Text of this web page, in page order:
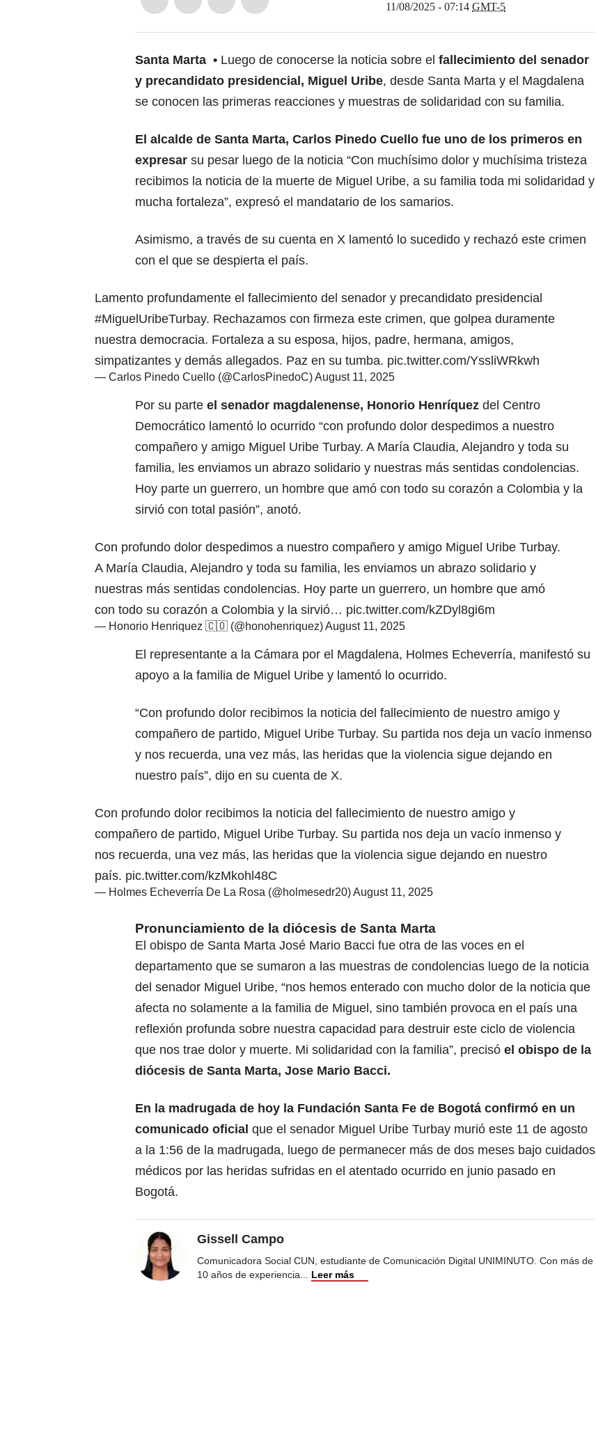
11/08/2025 - 07:14 GMT-5
Santa Marta Luego de conocerse la noticia sobre el fallecimiento del senador
y precandidato presidencial, Miguel Uribe, desde Santa Marta y el Magdalena
se conocen las primeras reacciones y muestras de solidaridad con su familia.
El alcalde de Santa Marta, Carlos Pinedo Cuello fue uno de los primeros en
expresar su pesar luego de la noticia “Con muchísimo dolor y muchísima tristeza
recibimos la noticia de la muerte de Miguel Uribe, a su familia toda mi solidaridad y
mucha fortaleza”, expresó el mandatario de los samarios.
Asimismo, a través de su cuenta en X lamentó lo sucedido y rechazó este crimen
con el que se despierta el país.
Lamento profundamente el fallecimiento del senador y precandidato presidencial
#MiguelUribeTurbay. Rechazamos con firmeza este crimen, que golpea duramente
nuestra democracia. Fortaleza a su esposa, hijos, padre, hermana, amigos,
simpatizantes y demás allegados. Paz en su tumba. pic.twitter.com/YssliWRkwh
— Carlos Pinedo Cuello (@CarlosPinedoC)August 11, 2025
Por su parte el senador magdalenense, Honorio Henríquez del Centro
Democrático lamentó lo ocurrido “con profundo dolor despedimos a nuestro
compañero y amigo Miguel Uribe Turbay. A María Claudia, Alejandro y toda su
familia, les enviamos un abrazo solidario y nuestras más sentidas condolencias.
Hoy parte un guerrero, un hombre que amó con todo su corazón a Colombia y la
sirvió con total pasión”, anotó.
Con profundo dolor despedimos a nuestro compañero y amigo Miguel Uribe Turbay.
A María Claudia, Alejandro y toda su familia, les enviamos un abrazo solidario y
nuestras más sentidas condolencias. Hoy parte un guerrero, un hombre que amó
con todo su corazón a Colombia y la sirvió… pic.twitter.com/kZDyl8gi6m
— Honorio Henriquez 🇨🇴 (@honohenriquez)August 11, 2025
El representante a la Cámara por el Magdalena, Holmes Echeverría, manifestó su
apoyo a la familia de Miguel Uribe y lamentó lo ocurrido.
“Con profundo dolor recibimos la noticia del fallecimiento de nuestro amigo y
compañero de partido, Miguel Uribe Turbay. Su partida nos deja un vacío inmenso
y nos recuerda, una vez más, las heridas que la violencia sigue dejando en
nuestro país”, dijo en su cuenta de X.
Con profundo dolor recibimos la noticia del fallecimiento de nuestro amigo y
compañero de partido, Miguel Uribe Turbay. Su partida nos deja un vacío inmenso y
nos recuerda, una vez más, las heridas que la violencia sigue dejando en nuestro
país. pic.twitter.com/kzMkohl48C
— Holmes Echeverría De La Rosa (@holmesedr20)August 11, 2025
Pronunciamiento de la diócesis de Santa Marta
El obispo de Santa Marta José Mario Bacci fue otra de las voces en el
departamento que se sumaron a las muestras de condolencias luego de la noticia
del senador Miguel Uribe, “nos hemos enterado con mucho dolor de la noticia que
afecta no solamente a la familia de Miguel, sino también provoca en el país una
reflexión profunda sobre nuestra capacidad para destruir este ciclo de violencia
que nos trae dolor y muerte. Mi solidaridad con la familia”, precisó el obispo de la
diócesis de Santa Marta, Jose Mario Bacci.
En la madrugada de hoy la Fundación Santa Fe de Bogotá confirmó en un
comunicado oficial que el senador Miguel Uribe Turbay murió este 11 de agosto
a la 1:56 de la madrugada, luego de permanecer más de dos meses bajo cuidados
médicos por las heridas sufridas en el atentado ocurrido en junio pasado en
Bogotá.
Gissell Campo
Comunicadora Social CUN, estudiante de Comunicación Digital UNIMINUTO. Con más de
10 años de experiencia... Leer más